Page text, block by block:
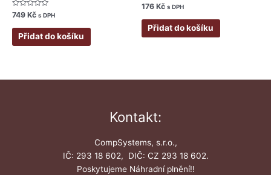
Hodnocení
0
z
749 Kč s DPH
Přidat do košíku
Hodnocení
0
z
176 Kč s DPH
Přidat do košíku
Kontakt:
CompSystems, s.r.o.,
IČ: 293 18 602, DIČ: CZ 293 18 602.
Poskytujeme Náhradní plnění!!